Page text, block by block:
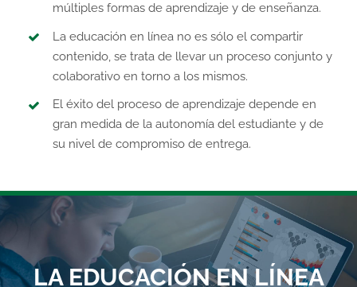
múltiples formas de aprendizaje y de enseñanza.
La educación en línea no es sólo el compartir
contenido, se trata de llevar un proceso conjunto y
colaborativo en torno a los mismos.
El éxito del proceso de aprendizaje depende en
gran medida de la autonomía del estudiante y de
su nivel de compromiso de entrega.
LA EDUCACIÓN EN LÍNEA